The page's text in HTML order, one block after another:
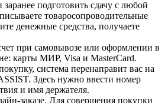
заранее подготовить сдачу с любой
товаросопроводительные
денежные средства, получаете
при самовывозе или оформлении в
карты МИР, Visa и MasterCard.
система перенаправит вас на
Здесь нужно ввести номер
и имя держателя.
заказе. Для совершения покупки